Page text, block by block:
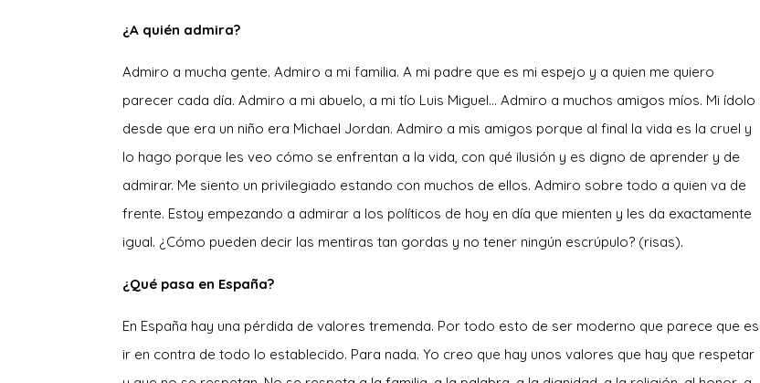
¿A quién admira?
Admiro a mucha gente. Admiro a mi familia. A mi padre que es mi espejo y a quien me quiero
parecer cada día. Admiro a mi abuelo, a mi tío Luis Miguel… Admiro a muchos amigos míos. Mi ídolo
desde que era un niño era Michael Jordan. Admiro a mis amigos porque al final la vida es la cruel y
lo hago porque les veo cómo se enfrentan a la vida, con qué ilusión y es digno de aprender y de
admirar. Me siento un privilegiado estando con muchos de ellos. Admiro sobre todo a quien va de
frente. Estoy empezando a admirar a los políticos de hoy en día que mienten y les da exactamente
igual. ¿Cómo pueden decir las mentiras tan gordas y no tener ningún escrúpulo? (risas).
¿Qué pasa en España?
En España hay una pérdida de valores tremenda. Por todo esto de ser moderno que parece que es
ir en contra de todo lo establecido. Para nada. Yo creo que hay unos valores que hay que respetar